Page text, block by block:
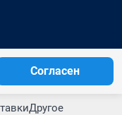
Согласен
Другое